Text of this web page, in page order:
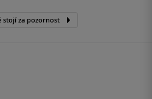
stojí za pozornost